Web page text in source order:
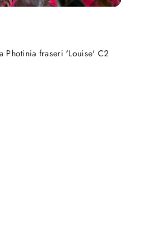
Photinia fraseri 'Louise' C2
NIEDOSTĘPNY